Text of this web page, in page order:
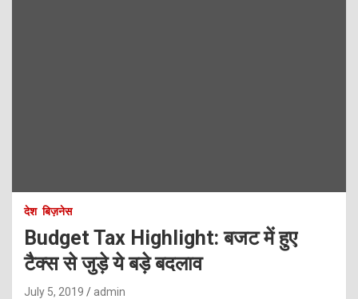
देश बिज़नेस
Budget Tax Highlight: बजट में हुए
टैक्स से जुड़े ये बड़े बदलाव
July 5, 2019 admin